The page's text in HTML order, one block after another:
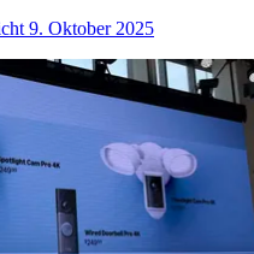
9. Oktober 2025